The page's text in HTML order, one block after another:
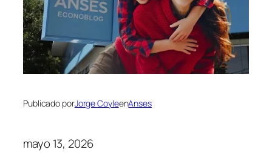
Publicado porJorge CoyleenAnses
mayo 13, 2026